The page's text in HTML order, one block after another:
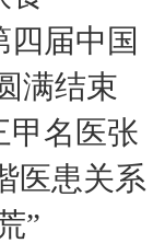
届中国
满结束
甲名医张
医患关系
”